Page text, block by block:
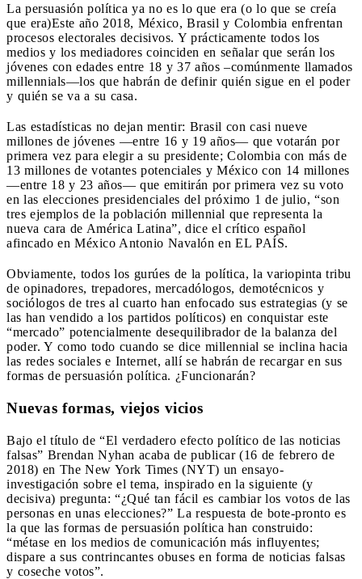
La persuasión política ya no es lo que era (o lo que se creía
que era)Este año 2018, México, Brasil y Colombia enfrentan
procesos electorales decisivos. Y prácticamente todos los
medios y los mediadores coinciden en señalar que serán los
jóvenes con edades entre 18 y 37 años –comúnmente llamados
millennials—los que habrán de definir quién sigue en el poder
y quién se va a su casa.
Las estadísticas no dejan mentir: Brasil con casi nueve
millones de jóvenes —entre 16 y 19 años— que votarán por
primera vez para elegir a su presidente; Colombia con más de
13 millones de votantes potenciales y México con 14 millones
—entre 18 y 23 años— que emitirán por primera vez su voto
en las elecciones presidenciales del próximo 1 de julio, “son
tres ejemplos de la población millennial que representa la
nueva cara de América Latina”, dice el crítico español
afincado en México Antonio Navalón en EL PAÍS.
Obviamente, todos los gurúes de la política, la variopinta tribu
de opinadores, trepadores, mercadólogos, demotécnicos y
sociólogos de tres al cuarto han enfocado sus estrategias (y se
las han vendido a los partidos políticos) en conquistar este
“mercado” potencialmente desequilibrador de la balanza del
poder. Y como todo cuando se dice millennial se inclina hacia
las redes sociales e Internet, allí se habrán de recargar en sus
formas de persuasión política. ¿Funcionarán?
Nuevas formas, viejos vicios
Bajo el título de “El verdadero efecto político de las noticias
falsas” Brendan Nyhan acaba de publicar (16 de febrero de
2018) en The New York Times (NYT) un ensayo-
investigación sobre el tema, inspirado en la siguiente (y
decisiva) pregunta: “¿Qué tan fácil es cambiar los votos de las
personas en unas elecciones?” La respuesta de bote-pronto es
la que las formas de persuasión política han construido:
“métase en los medios de comunicación más influyentes;
dispare a sus contrincantes obuses en forma de noticias falsas
y coseche votos”.